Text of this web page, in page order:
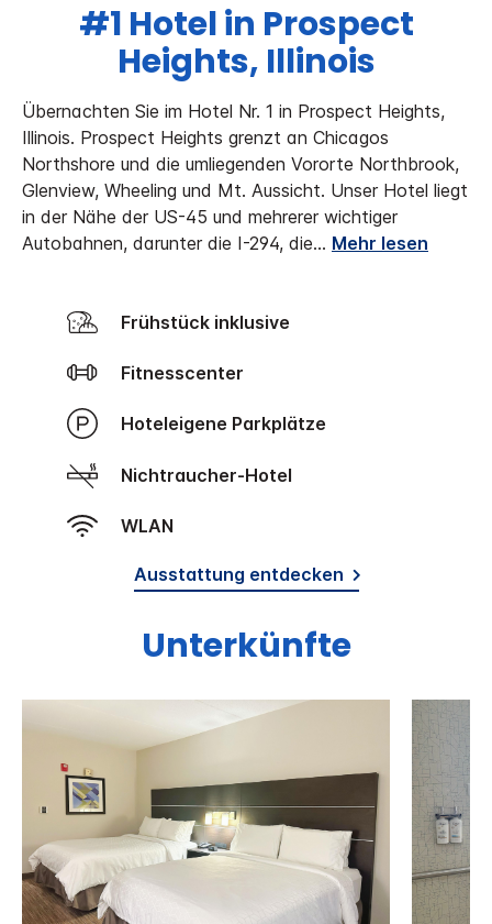
#1 Hotel in Prospect
Heights, Illinois
Übernachten Sie im Hotel Nr. 1 in Prospect Heights,
Illinois. Prospect Heights grenzt an Chicagos
Northshore und die umliegenden Vororte Northbrook,
Glenview, Wheeling und Mt. Aussicht. Unser Hotel liegt
in der Nähe der US-45 und mehrerer wichtiger
Autobahnen, darunter die I-294, die... Mehr lesen
Frühstück inklusive
Fitnesscenter
Hoteleigene Parkplätze
Nichtraucher-Hotel
WLAN
Ausstattung entdecken
Unterkünfte